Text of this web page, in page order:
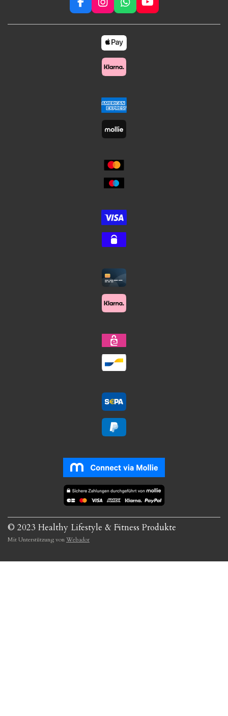
F
a
c
I
n
s
t
a
g
r
a
W
h
a
t
s
A
p
Y
o
u
© 2023 Healthy Lifestyle & Fitness Produkte
Mit Unterstützung vonWebador